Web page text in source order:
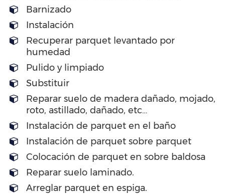
Barnizado
Instalación
Recuperar parquet levantado por
humedad
Pulido y limpiado
Substituir
Reparar suelo de madera dañado, mojado,
roto, astillado, dañado, etc…
Instalación de parquet en el baño
Instalación de parquet sobre parquet
Colocación de parquet en sobre baldosa
Reparar suelo laminado.
Arreglar parquet en espiga.